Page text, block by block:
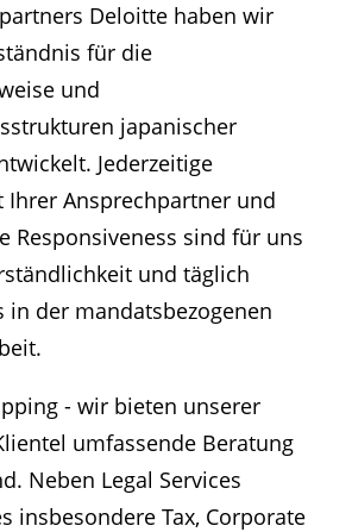
Deloitte haben wir
für die
und
japanischer
Jederzeitige
Ihrer Ansprechpartner und
Responsiveness sind für uns
und täglich
in der mandatsbezogenen
- wir bieten unserer
umfassende Beratung
Neben Legal Services
insbesondere Tax, Corporate